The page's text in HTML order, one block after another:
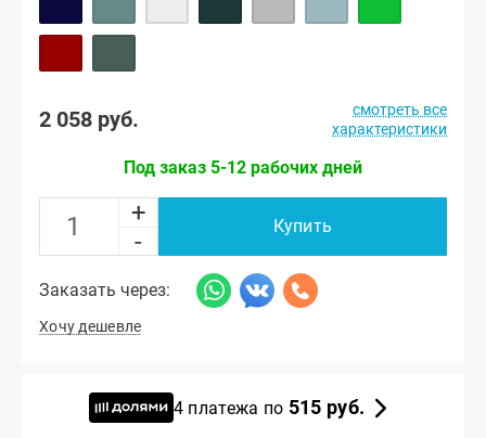
2 058 руб.
смотреть все
характеристики
Под заказ 5-12 рабочих дней
+
-
Купить
Заказать через:
Хочу дешевле
4 платежа по 515 руб.